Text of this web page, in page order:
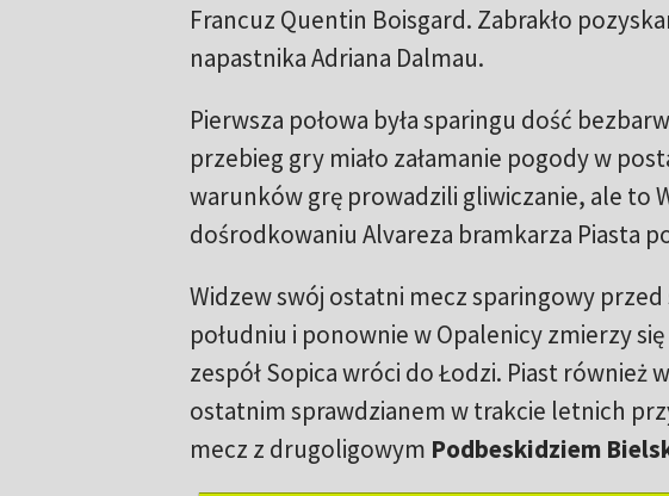
Francuz Quentin Boisgard. Zabrakło
napastnika Adriana Dalmau.
Pierwsza połowa była sparingu dość
przebieg gry miało załamanie pogody w
warunków grę prowadzili gliwiczanie, ale to
dośrodkowaniu Alvareza bramkarza Piasta
Widzew swój ostatni mecz sparingowy
południu i ponownie w Opalenicy zmierzy
zespół Sopica wróci do Łodzi. Piast również
ostatnim sprawdzianem w trakcie letnich
mecz z drugoligowym Podbeskidziem